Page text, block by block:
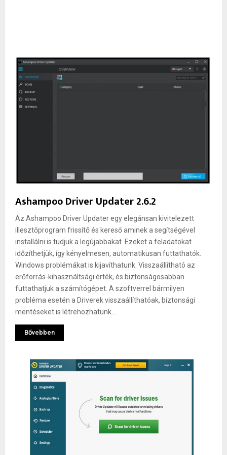
Ashampoo Driver Updater 2.6.2
Az Ashampoo Driver Updater egy elegánsan kivitelezett
illesztőprogram frissítő és kereső aminek a segítségével
installálni is tudjuk a legújabbakat. Ezeket a feladatokat
időzíthetjük, így kényelmesen, automatikusan futtathatók.
Windows problémákat is kijavíthatunk. Visszaállítható az
erőforrás-kihasználtsági érték, és biztonságosabban
futtathatjuk a számítógépet. A szoftverrel bármilyen
probléma esetén a Driverek visszaállíthatóak, biztonsági
mentéseket is létrehozhatunk....
Bővebben